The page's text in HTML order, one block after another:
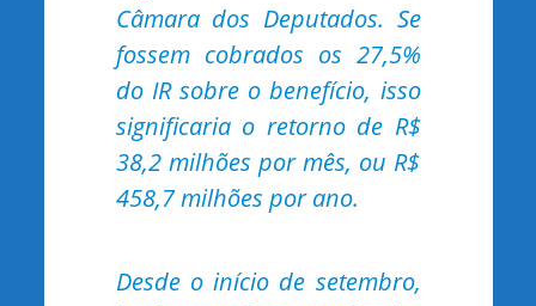
Câmara dos Deputados. Se
fossem cobrados os 27,5%
do IR sobre o benefício, isso
significaria o retorno de R$
38,2 milhões por mês, ou R$
458,7 milhões por ano.
Desde o início de setembro,